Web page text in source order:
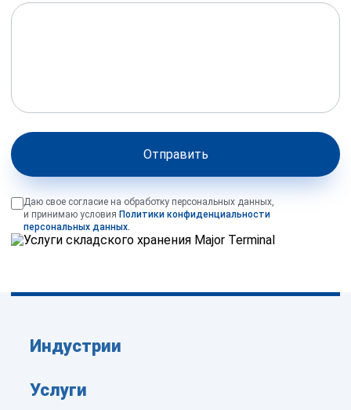
Отправить
Даю свое согласие на обработку персональных данных,
и принимаю условия Политики конфиденциальности
персональных данных.
Индустрии
Услуги